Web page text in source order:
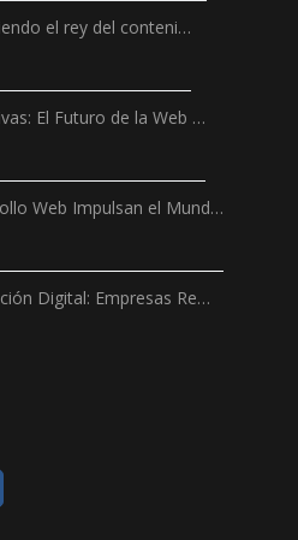
el rey del conteni…
El Futuro de la Web …
Web Impulsan el Mund…
Digital: Empresas Re…